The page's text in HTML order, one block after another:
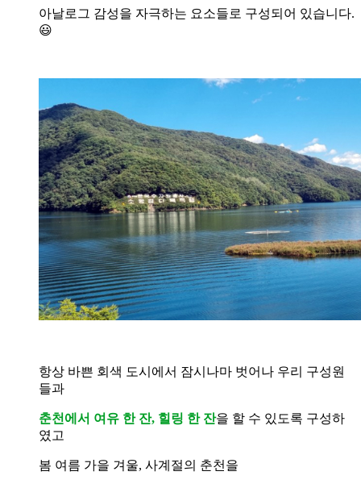
아날로그 감성을 자극하는 요소들로 구성되어 있습니다.
😃
항상 바쁜 회색 도시에서 잠시나마 벗어나 우리 구성원
들과
춘천에서 여유 한 잔, 힐링 한 잔을 할 수 있도록 구성하
였고
봄 여름 가을 겨울, 사계절의 춘천을